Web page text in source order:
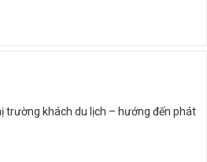
trường khách du lịch – hướng đến phát